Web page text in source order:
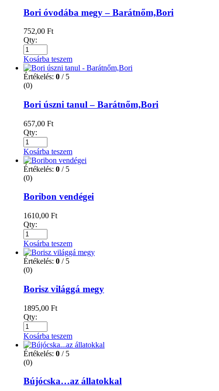
Bori óvodába megy – Barátnőm,Bori
752,00 Ft
Qty:
Kosárba teszem
Értékelés: 0 / 5
(0)
Bori úszni tanul – Barátnőm,Bori
657,00 Ft
Qty:
Kosárba teszem
Értékelés: 0 / 5
(0)
Boribon vendégei
1610,00 Ft
Qty:
Kosárba teszem
Értékelés: 0 / 5
(0)
Borisz világgá megy
1895,00 Ft
Qty:
Kosárba teszem
Értékelés: 0 / 5
(0)
Bújócska…az állatokkal